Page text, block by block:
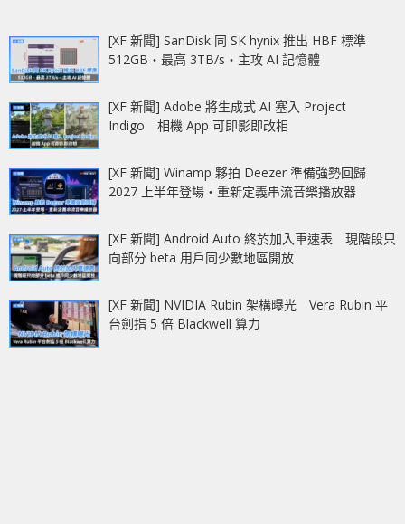
[XF 新聞] SanDisk 同 SK hynix 推出 HBF 標準
512GB‧最高 3TB/s‧主攻 AI 記憶體
[XF 新聞] Adobe 將生成式 AI 塞入 Project
Indigo 相機 App 可即影即改相
[XF 新聞] Winamp 夥拍 Deezer 準備強勢回歸
2027 上半年登場‧重新定義串流音樂播放器
[XF 新聞] Android Auto 終於加入車速表 現階段只
向部分 beta 用戶同少數地區開放
[XF 新聞] NVIDIA Rubin 架構曝光 Vera Rubin 平
台劍指 5 倍 Blackwell 算力